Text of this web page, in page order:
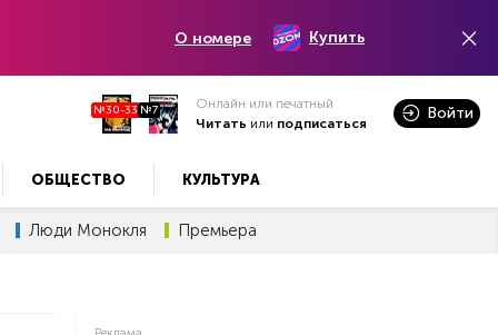
О номере Купить
№30-33 №7
Онлайн или печатный
Читать или подписаться
Войти
ОБЩЕСТВО КУЛЬТУРА
Люди Монокля Премьера